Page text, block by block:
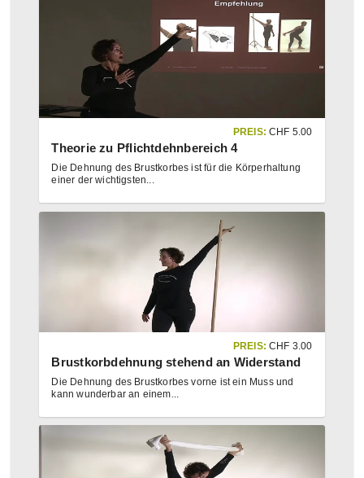
PREIS: CHF 5.00
Theorie zu Pflichtdehnbereich 4
Die Dehnung des Brustkorbes ist für die Körperhaltung
einer der wichtigsten...
PREIS: CHF 3.00
Brustkorbdehnung stehend an Widerstand
Die Dehnung des Brustkorbes vorne ist ein Muss und
kann wunderbar an einem